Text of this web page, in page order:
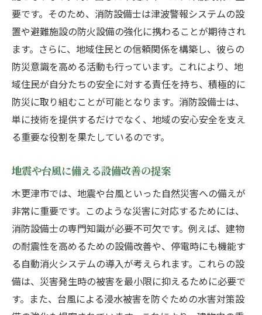
要です。そのため、消防設備士は津波警報システムの設
置や避難施設の防火設備の強化に携わることが期待され
ます。さらに、地域住民との信頼関係を構築し、彼らの
防災意識を高める活動も行っています。これにより、地
域住民が自分たちの安全に対する責任を持ち、積極的に
防災に取り組むことが可能となります。消防設備士は、
単に技術を提供するだけでなく、地域の安心安全を支え
る重要な役割を果たしているのです。
地震や台風に備える設備改善の提案
木更津市では、地震や台風といった自然災害への備えが
非常に重要です。このような災害に対応するためには、
消防設備士の専門知識が必要不可欠です。例えば、建物
の耐震性を高めるための設備改善や、停電時にも機能す
る自動消火システムの導入が考えられます。これらの設
備は、災害発生時の被害を最小限に抑えるために必要で
す。また、台風による浸水被害を防ぐための水害対策設